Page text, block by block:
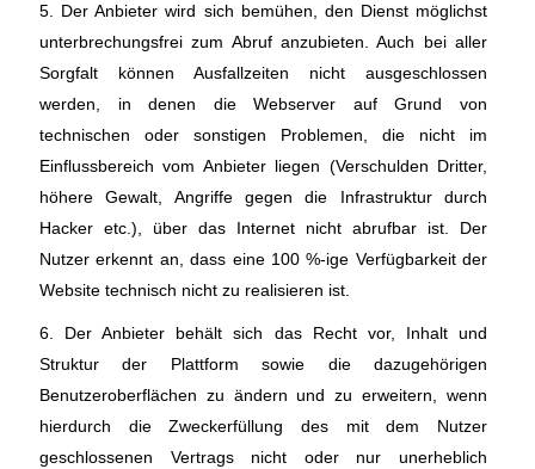
5. Der Anbieter wird sich bemühen, den Dienst möglichst
unterbrechungsfrei zum Abruf anzubieten. Auch bei aller
Sorgfalt können Ausfallzeiten nicht ausgeschlossen
werden, in denen die Webserver auf Grund von
technischen oder sonstigen Problemen, die nicht im
Einflussbereich vom Anbieter liegen (Verschulden Dritter,
höhere Gewalt, Angriffe gegen die Infrastruktur durch
Hacker etc.), über das Internet nicht abrufbar ist. Der
Nutzer erkennt an, dass eine 100 %-ige Verfügbarkeit der
Website technisch nicht zu realisieren ist.
6. Der Anbieter behält sich das Recht vor, Inhalt und
Struktur der Plattform sowie die dazugehörigen
Benutzeroberflächen zu ändern und zu erweitern, wenn
hierdurch die Zweckerfüllung des mit dem Nutzer
geschlossenen Vertrags nicht oder nur unerheblich